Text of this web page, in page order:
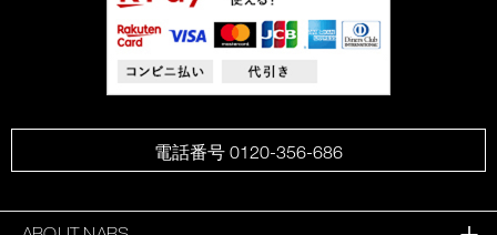
電話番号 0120-356-686